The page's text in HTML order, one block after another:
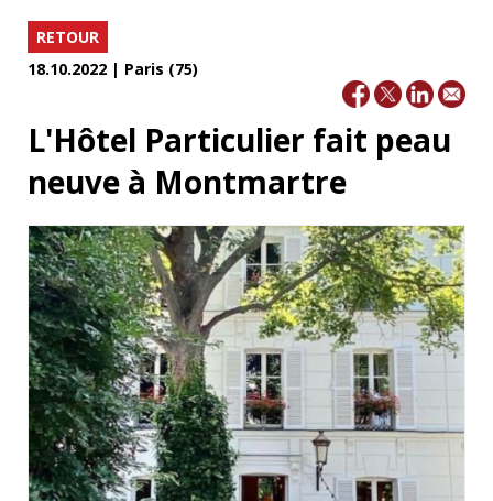
RETOUR
18.10.2022 | Paris (75)
L'Hôtel Particulier fait peau
neuve à Montmartre